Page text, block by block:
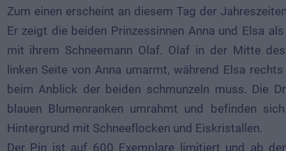
Zum einen erscheint an diesem Tag der
Er zeigt die beiden Prinzessinnen Anna und Elsa
mit ihrem Schneemann Olaf. Olaf in der Mitte
linken Seite von Anna umarmt, während Elsa
beim Anblick der beiden schmunzeln muss. Die
blauen Blumenranken umrahmt und befinden
Hintergrund mit Schneeflocken und Eiskristallen.
Der Pin ist auf 600 Exemplare limitiert und ab